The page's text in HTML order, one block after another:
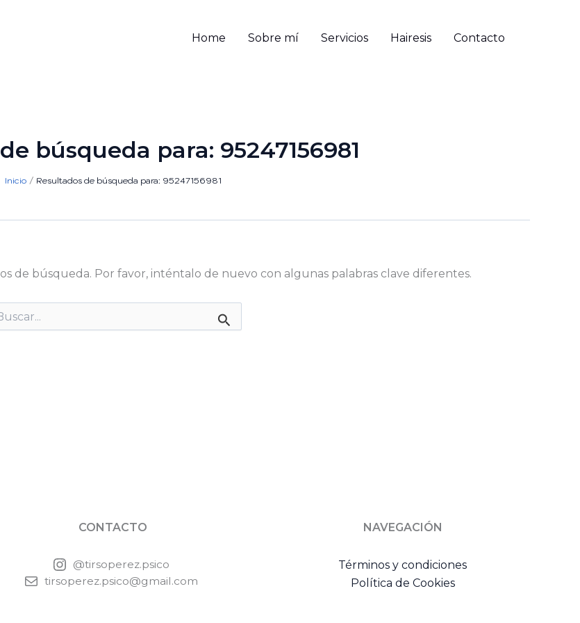
Home Sobre mí Servicios Hairesis Contacto
búsqueda para: 95247156981
Inicio Resultados de búsqueda para: 95247156981
de búsqueda. Por favor, inténtalo de nuevo con algunas palabras clave diferentes.
CONTACTO
@tirsoperez.psico
tirsoperez.psico@gmail.com
NAVEGACIÓN
Términos y condiciones
Política de Cookies